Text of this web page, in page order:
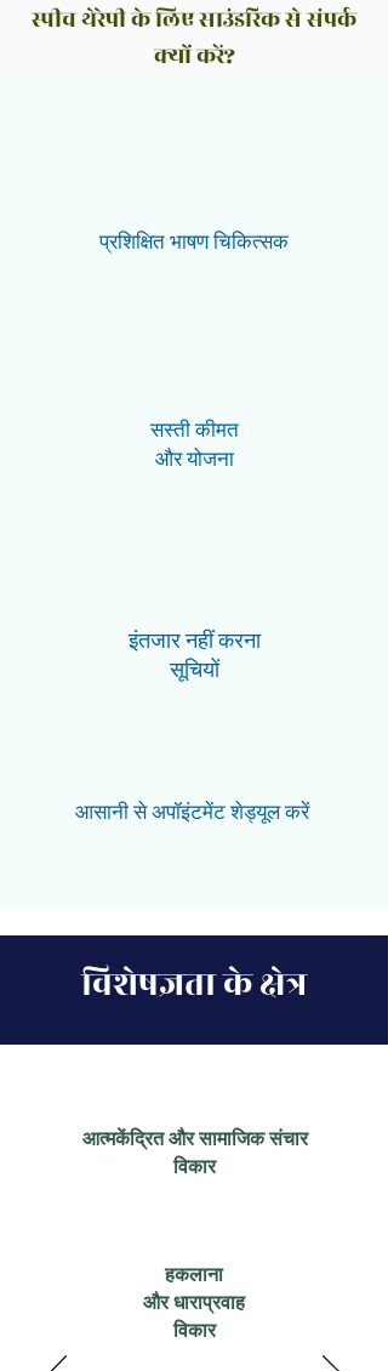
स्पीच थेरेपी के लिए साउंडरिक से संपर्क
क्यों करें?
प्रशिक्षित भाषण चिकित्सक
सस्ती कीमत
और योजना
इंतजार नहीं करना
सूचियों
आसानी से अपॉइंटमेंट शेड्यूल करें
विशेषज्ञता के क्षेत्र
आत्मकेंद्रित और सामाजिक संचार
विकार
हकलाना
और धाराप्रवाह
विकार